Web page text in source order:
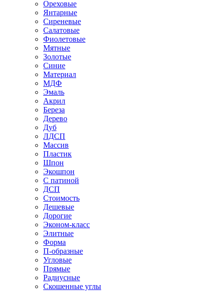
Ореховые
Янтарные
Сиреневые
Салатовые
Фиолетовые
Мятные
Золотые
Синие
Материал
МДФ
Эмаль
Акрил
Береза
Дерево
Дуб
ЛДСП
Массив
Пластик
Шпон
Экошпон
С патиной
ДСП
Стоимость
Дешевые
Дорогие
Эконом-класс
Элитные
Форма
П-образные
Угловые
Прямые
Радиусные
Скошенные углы